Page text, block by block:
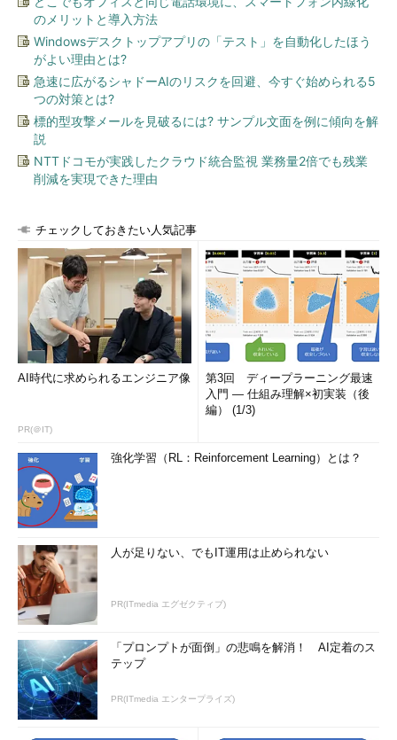
のメリットと導入方法
Windowsデスクトップアプリの「テスト」を自動化したほう
がよい理由とは?
急速に広がるシャドーAIのリスクを回避、今すぐ始められる5
つの対策とは?
標的型攻撃メールを見破るには? サンプル文面を例に傾向を解
説
NTTドコモが実践したクラウド統合監視 業務量2倍でも残業
削減を実現できた理由
チェックしておきたい人気記事
AI時代に求められるエンジニア像
PR(＠IT)
第3回 ディープラーニング最速
入門 ― 仕組み理解×初実装（後
編） (1/3)
強化学習（RL：Reinforcement Learning）とは？
人が足りない、でもIT運用は止められない
PR(ITmedia エグゼクティブ)
「プロンプトが面倒」の悲鳴を解消！ AI定着のス
テップ
PR(ITmedia エンタープライズ)